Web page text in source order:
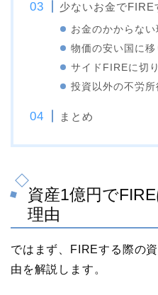
少ないお金でFIRE
お金のかからな
物価の安い国に移
サイドFIREに切
投資以外の不労所
まとめ
資産1億円で
理由
ではまず、FIREする際の
由を解説します。